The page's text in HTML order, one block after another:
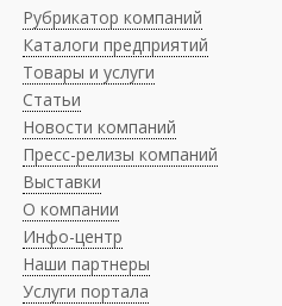
Рубрикатор компаний
Каталоги предприятий
Товары и услуги
Статьи
Новости компаний
Пресс-релизы компаний
Выставки
О компании
Инфо-центр
Наши партнеры
Услуги портала